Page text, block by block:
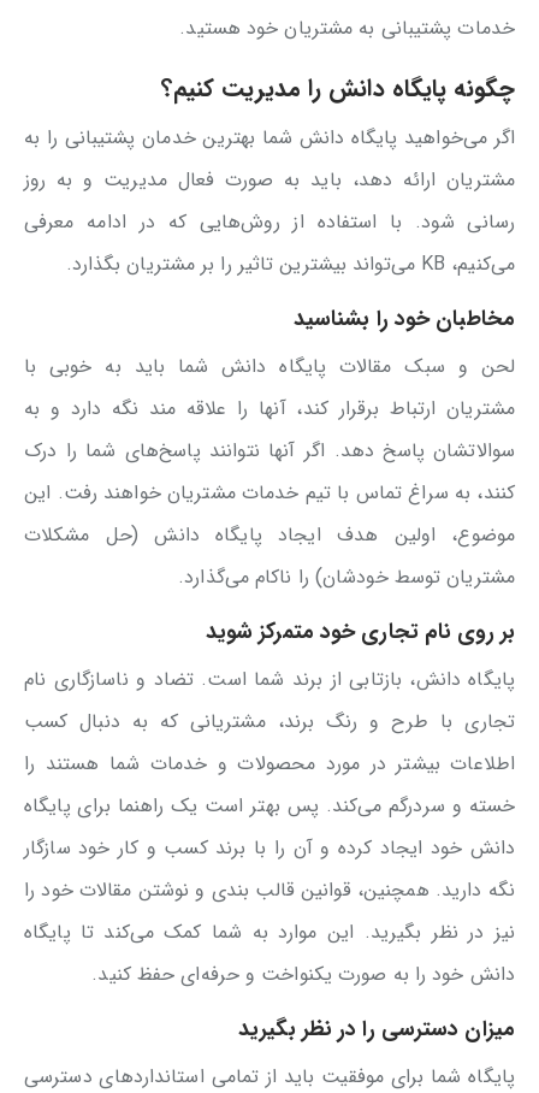
خدمات پشتیبانی به مشتریان خود هستید.
چگونه پایگاه دانش را مدیریت کنیم؟
اگر می‌خواهید پایگاه دانش شما بهترین خدمان پشتیبانی را به
مشتریان ارائه دهد، باید به صورت فعال مدیریت و به روز
رسانی شود. با استفاده از روش‌هایی که در ادامه معرفی
می‌کنیم، KB می‌تواند بیشترین تاثیر را بر مشتریان بگذارد.
مخاطبان خود را بشناسید
لحن و سبک مقالات پایگاه دانش شما باید به خوبی با
مشتریان ارتباط برقرار کند، آنها را علاقه مند نگه دارد و به
سوالاتشان پاسخ دهد. اگر آنها نتوانند پاسخ‌های شما را درک
کنند، به سراغ تماس با تیم خدمات مشتریان خواهند رفت. این
موضوع، اولین هدف ایجاد پایگاه دانش (حل مشکلات
مشتریان توسط خودشان) را ناکام می‌گذارد.
بر روی نام تجاری خود متمرکز شوید
پایگاه دانش، بازتابی از برند شما است. تضاد و ناسازگاری نام
تجاری با طرح و رنگ برند، مشتریانی که به دنبال کسب
اطلاعات بیشتر در مورد محصولات و خدمات شما هستند را
خسته و سردرگم می‌کند. پس بهتر است یک راهنما برای پایگاه
دانش خود ایجاد کرده و آن را با برند کسب و کار خود سازگار
نگه دارید. همچنین، قوانین قالب بندی و نوشتن مقالات خود را
نیز در نظر بگیرید. این موارد به شما کمک می‌کند تا پایگاه
دانش خود را به صورت یکنواخت و حرفه‌ای حفظ کنید.
میزان دسترسی را در نظر بگیرید
پایگاه شما برای موفقیت باید از تمامی استانداردهای دسترسی